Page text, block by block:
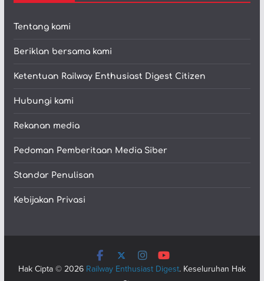
Tentang kami
Beriklan bersama kami
Ketentuan Railway Enthusiast Digest Citizen
Hubungi kami
Rekanan media
Pedoman Pemberitaan Media Siber
Standar Penulisan
Kebijakan Privasi
Hak Cipta © 2026 Railway Enthusiast Digest. Keseluruhan Hak